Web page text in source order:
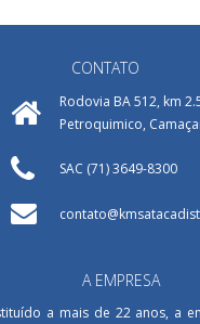
CONTATO
Rodovia BA 512, km
Petroquimico,
SAC (71) 3649-8300
A EMPRESA
a mais de 22 anos, a